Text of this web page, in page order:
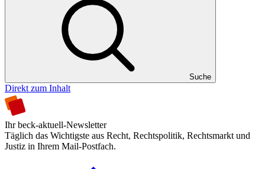
Suche
Direkt zum Inhalt
Ihr beck-aktuell-Newsletter
Täglich das Wichtigste aus Recht, Rechtspolitik, Rechtsmarkt und
Justiz in Ihrem Mail-Postfach.